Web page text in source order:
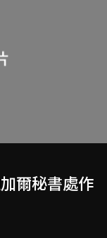
爾秘書處作